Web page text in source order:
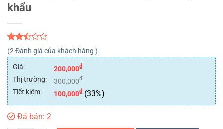
khẩu
2.50
out
of
5
based
on
2
customer
ratings
(2Đánh giá của khách hàng )
Giá: 200,000₫
Thị trường: 300,000₫
Tiết kiệm: 100,000₫ (33%)
Đã bán: 2